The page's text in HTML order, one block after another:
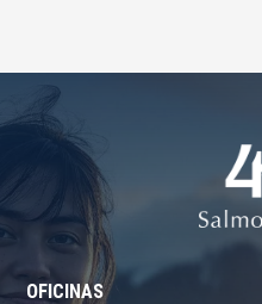
OFICINAS